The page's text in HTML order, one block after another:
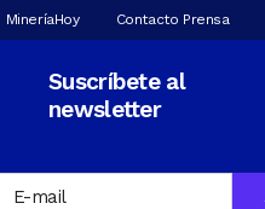
MineríaHoy Contacto Prensa
Suscríbete al
newsletter